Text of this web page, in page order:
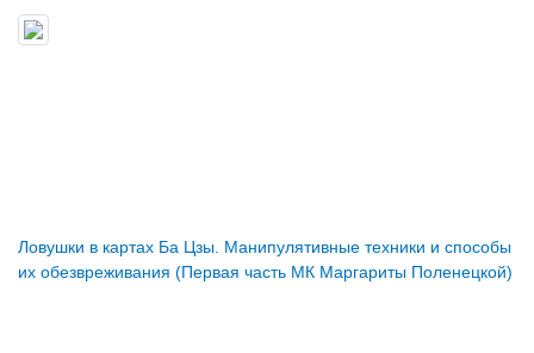
Ловушки в картах Ба Цзы. Манипулятивные техники и способы
их обезвреживания (Первая часть МК Маргариты Поленецкой)